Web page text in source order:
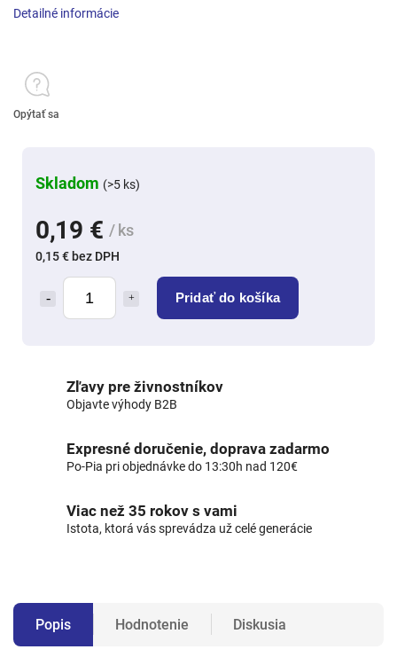
0,19 € / ks
0,15 € bez DPH
Pridať do košíka
Skladom (>5 ks)
Detailné informácie
Opýtať sa
Zľavy pre živnostníkov
Objavte výhody B2B
Expresné doručenie, doprava zadarmo
Po-Pia pri objednávke do 13:30h nad 120€
Viac než 35 rokov s vami
Istota, ktorá vás sprevádza už celé generácie
Popis Hodnotenie Diskusia